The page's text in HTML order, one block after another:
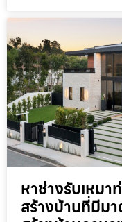
หาช่างรับเหมา
สร้างบ้านที่มีม